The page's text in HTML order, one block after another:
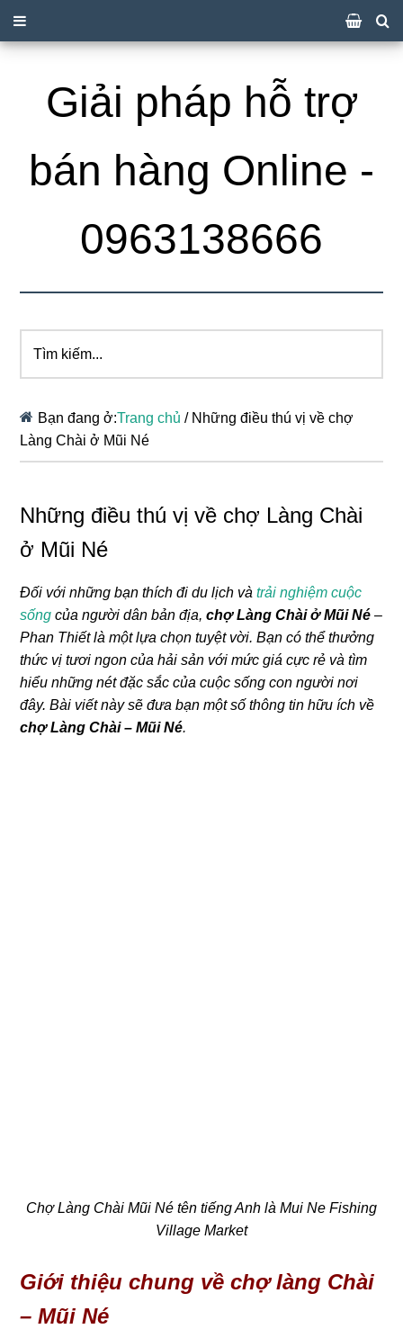
Giải pháp hỗ trợ
bán hàng Online -
0963138666
kiếm...
Bạn đang ở:Trang chủ /Những điều thú vị về chợ
Làng Chài ở Mũi Né
Những điều thú vị về chợ Làng Chài
ở Mũi Né
Đối với những bạn thích đi du lịch vàtrải nghiệm cuộc
sống của người dân bản địa,chợ Làng Chài ở Mũi Né –
Phan Thiết là một lựa chọn tuyệt vời. Bạn có thể thưởng
thức vị tươi ngon của hải sản với mức giá cực rẻ và tìm
hiểu những nét đặc sắc của cuộc sống con người nơi
đây. Bài viết này sẽ đưa bạn một số thông tin hữu ích về
chợ Làng Chài – Mũi Né.
Chợ Làng Chài Mũi Né tên tiếng Anh là Mui Ne Fishing
Village Market
Giới thiệu chung về chợ làng Chài
– Mũi Né